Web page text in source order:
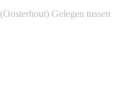
Gelegen tussen